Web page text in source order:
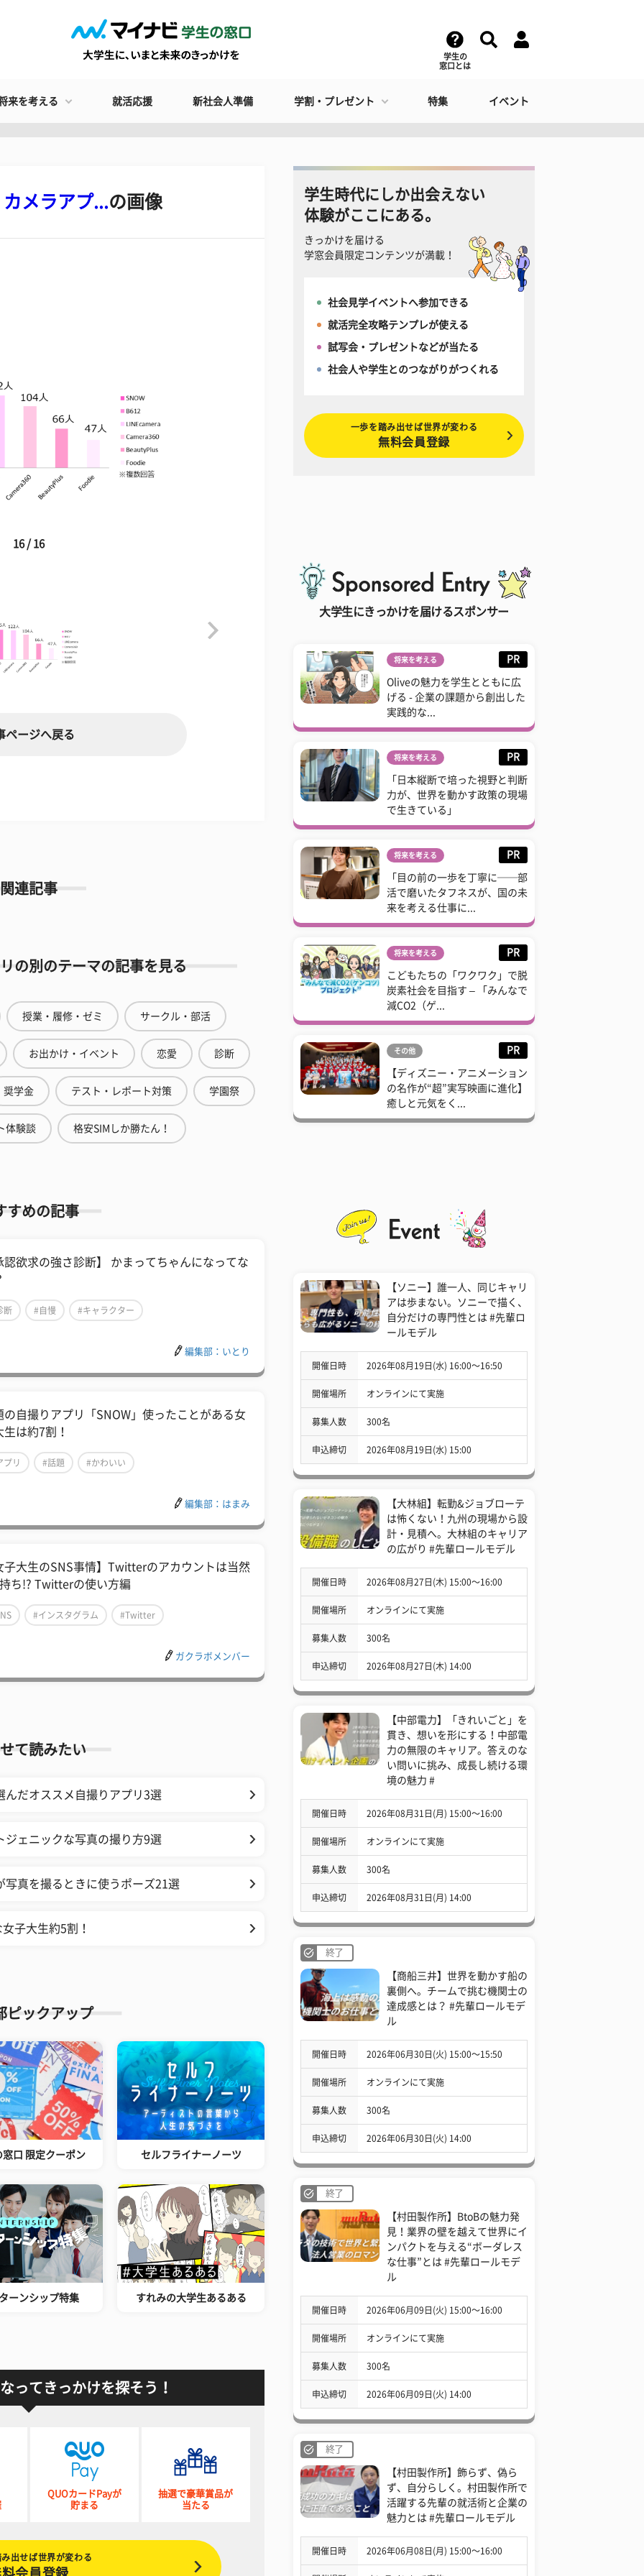
学生の
窓口とは
来を考える 就活応援 新社会人準備 学割・プレゼント 特集 イベント
メラアプ...の画像
16 / 16
ページへ戻る
関連記事
の別のテーマの記事を見る
授業・履修・ゼミ サークル・部活
お出かけ・イベント 恋愛 診断
奨学金 テスト・レポート対策 学園祭
体験談 格安SIMしか勝たん！
すめの記事
認欲求の強さ診断】 かまってちゃんになってな
断 #自慢 #キャラクター
編集部：いとり
の自撮りアプリ「SNOW」使ったことがある女
生は約7割！
プリ #話題 #かわいい
編集部：はまみ
子大生のSNS事情】Twitterのアカウントは当然
ち!? Twitterの使い方編
#インスタグラム #Twitter
ガクラボメンバー
て読みたい
んだオススメ自撮りアプリ3選
ジェニックな写真の撮り方9選
写真を撮るときに使うポーズ21選
子大生約5割！
ピックアップ
窓口 限定クーポン セルフライナーノーツ
ーンシップ特集 すれみの大学生あるある
ってきっかけを探そう！
QUOカードPayが
貯まる
抽選で豪華賞品が
当たる
出せば世界が変わる
会員登録
学生時代にしか出会えない
体験がここにある。
きっかけを届ける
学窓会員限定コンテンツが満載！
社会見学イベントへ参加できる
就活完全攻略テンプレが使える
試写会・プレゼントなどが当たる
社会人や学生とのつながりがつくれる
一歩を踏み出せば世界が変わる
無料会員登録
大学生にきっかけを届けるスポンサー
将来を考える PR
Oliveの魅力を学生とともに広
げる - 企業の課題から創出した
実践的な...
将来を考える PR
「日本縦断で培った視野と判断
力が、世界を動かす政策の現場
で生きている」
将来を考える PR
「目の前の一歩を丁寧に──部
活で磨いたタフネスが、国の未
来を考える仕事に...
将来を考える PR
こどもたちの「ワクワク」で脱
炭素社会を目指す – 「みんなで
減CO2（ゲ...
その他 PR
【ディズニー・アニメーション
の名作が“超”実写映画に進化】
癒しと元気をく...
【ソニー】誰一人、同じキャリ
アは歩まない。ソニーで描く、
自分だけの専門性とは #先輩ロ
ールモデル
開催日時 2026年08月19日(水) 16:00〜16:50
開催場所 オンラインにて実施
募集人数 300名
申込締切 2026年08月19日(水) 15:00
【大林組】転勤&ジョブローテ
は怖くない！九州の現場から設
計・見積へ。大林組のキャリア
の広がり #先輩ロールモデル
開催日時 2026年08月27日(木) 15:00〜16:00
開催場所 オンラインにて実施
募集人数 300名
申込締切 2026年08月27日(木) 14:00
【中部電力】「きれいごと」を
貫き、想いを形にする！中部電
力の無限のキャリア。答えのな
い問いに挑み、成長し続ける環
境の魅力 #
開催日時 2026年08月31日(月) 15:00〜16:00
開催場所 オンラインにて実施
募集人数 300名
申込締切 2026年08月31日(月) 14:00
終了
【商船三井】世界を動かす船の
裏側へ。チームで挑む機関士の
達成感とは？ #先輩ロールモデ
ル
開催日時 2026年06月30日(火) 15:00〜15:50
開催場所 オンラインにて実施
募集人数 300名
申込締切 2026年06月30日(火) 14:00
終了
【村田製作所】BtoBの魅力発
見！業界の壁を越えて世界にイ
ンパクトを与える“ボーダレス
な仕事”とは #先輩ロールモデ
ル
開催日時 2026年06月09日(火) 15:00〜16:00
開催場所 オンラインにて実施
募集人数 300名
申込締切 2026年06月09日(火) 14:00
終了
【村田製作所】飾らず、偽ら
ず、自分らしく。村田製作所で
活躍する先輩の就活術と企業の
魅力とは #先輩ロールモデル
開催日時 2026年06月08日(月) 15:00〜16:00